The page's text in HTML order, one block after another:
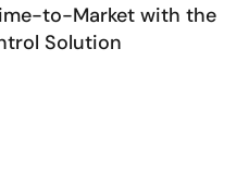
to-Market with the
Solution